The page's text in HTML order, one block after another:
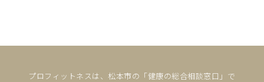
プロフィットネスは、松本市の「健康の総合相談窓口」で